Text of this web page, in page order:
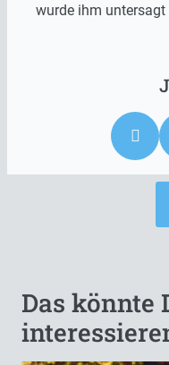
wurde ihm
Das könnte